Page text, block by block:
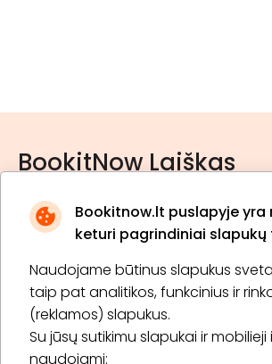
Bookitnow.lt puslapyje yra
keturi pagrindiniai slapukų
Naudojame būtinus slapukus
taip pat analitikos, funkcinius ir
(reklamos) slapukus.
Su jūsų sutikimu slapukai ir
naudojami:
BookitNow Laiškas
* Susipažinau su privatumo
Prenumeruoti